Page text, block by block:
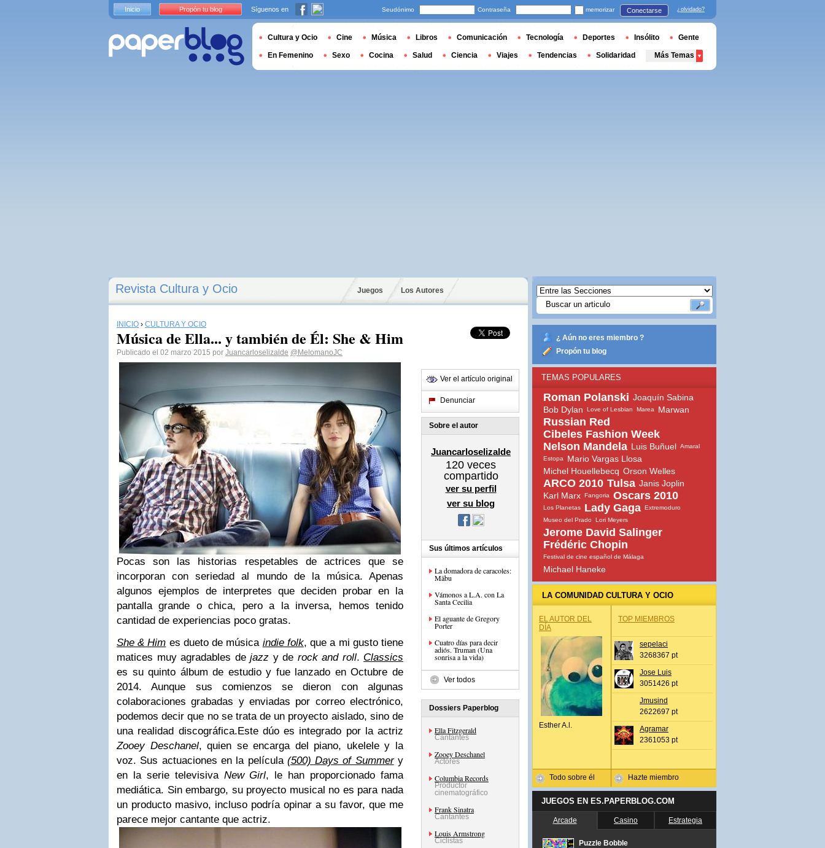
Revista Cultura y Ocio Juegos Los Autores
INICIO › CULTURA Y OCIO
Música de Ella... y también de Él: She & Him
Publicado el 02 marzo 2015 por Juancarloselizalde @MelomanoJC
Pocas son las historias respetables de actrices que se
incorporan con seriedad al mundo de la música. Apenas
algunos ejemplos de interpretes que deciden probar en la
pantalla grande o chica, pero a la inversa, hemos tenido
cantidad de experiencias poco gratas.
She & Him es dueto de música indie folk, que a mi gusto tiene
matices muy agradables de jazz y de rock and roll. Classics
es su quinto álbum de estudio y fue lanzado en Octubre de
2014. Aunque sus comienzos se dieron con algunas
colaboraciones grabadas y enviadas por correo electrónico,
podemos decir que no se trata de un proyecto aislado, sino de
una realidad discográfica.Este dúo es integrado por la actriz
Zooey Deschanel, quien se encarga del piano, ukelele y la
voz. Sus actuaciones en la película (500) Days of Summery
en la serie televisiva New Girl, le han proporcionado fama
mediática. Sin embargo, su proyecto musical no es para nada
un producto masivo, incluso podría opinar a su favor, que me
parece mejor cantante que actriz.
Ver el artículo original
Denunciar
Sobre el autor
Juancarloselizalde
120 veces
compartido
ver su perfil
ver su blog
Sus últimos artículos
La domadora de caracoles:
Mäbu
Vámonos a L.A. con La
Santa Cecilia
El aguante de Gregory
Porter
Cuatro días para decir
adiós. Truman (Una
sonrisa a la vida)
Ver todos
Dossiers Paperblog
Ella Fitzgerald
Cantantes
Zooey Deschanel
Actores
Columbia Records
Productor
cinematográfico
Frank Sinatra
Cantantes
Louis Armstrong
Ciclistas
¿ Aún no eres miembro ?
Propón tu blog
TEMAS POPULARES
Roman Polanski Joaquín Sabina
Bob Dylan
Love of Lesbian Marea Marwan
Russian Red
Cibeles Fashion Week
Nelson Mandela Luis Buñuel Amaral
Estopa
Mario Vargas Llosa
Michel Houellebecq Orson Welles
ARCO 2010 Tulsa Janis Joplin
Karl Marx Fangoria Oscars 2010
Los Planetas Lady Gaga Extremoduro
Museo del Prado
Lori Meyers
Jerome David Salinger
Frédéric Chopin
Festival de cine español de Málaga
Michael Haneke
LA COMUNIDAD CULTURA Y OCIO
EL AUTOR DEL
DÍA
Esther A.l.
Todo sobre él
TOP MIEMBROS
sepelaci
3268367 pt
Jose Luis
3051426 pt
Jmusind
2622697 pt
Agramar
2361053 pt
Hazte miembro
JUEGOS EN ES.PAPERBLOG.COM
Arcade Casino Estrategia
Puzzle Bobble
Inicio Propón tu blog Síguenos en Seudónimo Contraseña memorizar Conectarse ¿olvidado?
Cultura y Ocio Cine Música Libros Comunicación Tecnología Deportes Insólito Gente
En Femenino Sexo Cocina Salud Ciencia Viajes Tendencias Solidaridad Más Temas